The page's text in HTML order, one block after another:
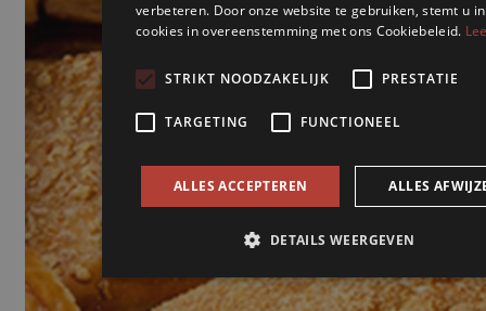
verbeteren. Door onze website te gebruiken, stemt u
cookies in overeenstemming met ons Cookiebeleid.
STRIKT NOODZAKELIJK PRESTATIE
TARGETING FUNCTIONEEL
ALLES ACCEPTEREN ALLES
DETAILS WEERGEVEN